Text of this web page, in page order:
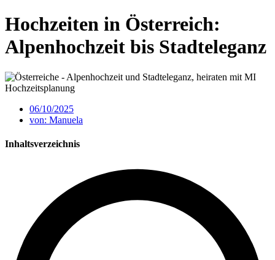
Hochzeiten in Österreich:
Alpenhochzeit bis Stadteleganz
06/10/2025
von: Manuela
Inhaltsverzeichnis